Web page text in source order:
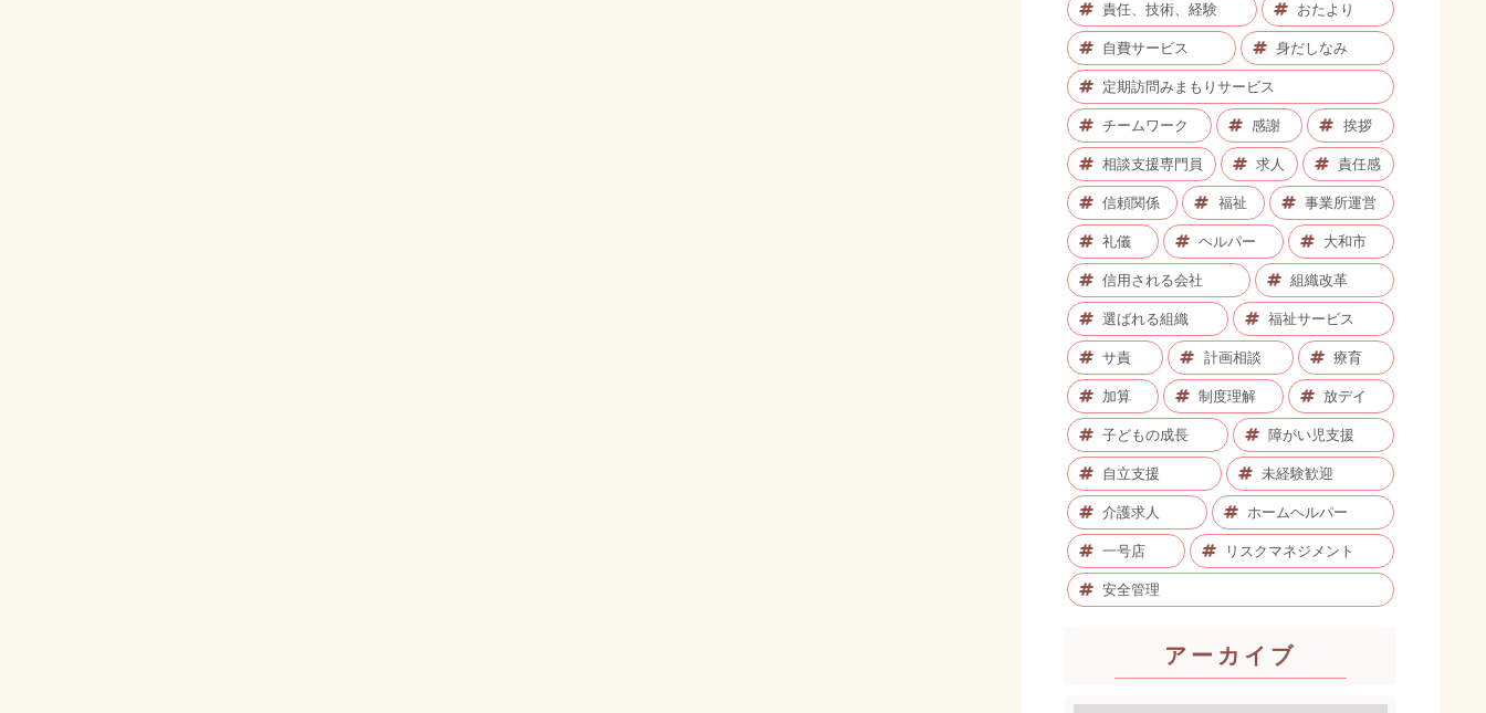
責任、技術、経験 おたより
自費サービス 身だしなみ
定期訪問みまもりサービス
チームワーク 感謝 挨拶
相談支援専門員 求人 責任感
信頼関係 福祉 事業所運営
礼儀 ヘルパー 大和市
信用される会社 組織改革
選ばれる組織 福祉サービス
サ責 計画相談 療育
加算 制度理解 放デイ
子どもの成長 障がい児支援
自立支援 未経験歓迎
介護求人 ホームヘルパー
一号店 リスクマネジメント
安全管理
アーカイブ